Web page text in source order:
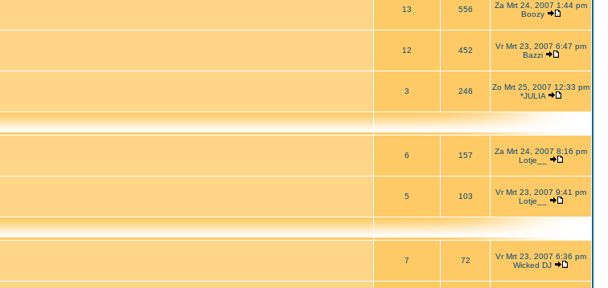
13 556
Za Mrt 24, 2007 1:44 pm
Boozy
12 452
Vr Mrt 23, 2007 6:47 pm
Bazzi
3 246
Zo Mrt 25, 2007 12:33 pm
*JULIA
6 157
Za Mrt 24, 2007 8:16 pm
Lotje__
5 103
Vr Mrt 23, 2007 9:41 pm
Lotje__
7 72
Vr Mrt 23, 2007 6:36 pm
Wicked DJ